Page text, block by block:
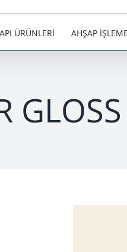
ÜRÜNLERİ AHŞAP İŞLEME